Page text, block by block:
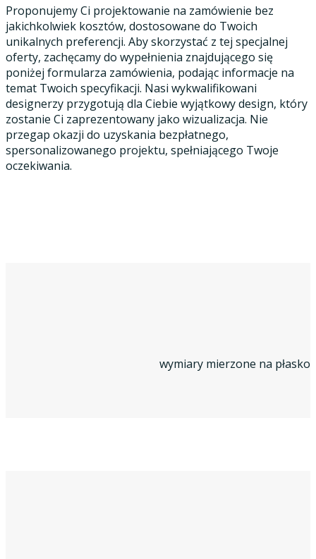
Proponujemy Ci projektowanie na zamówienie bez
jakichkolwiek kosztów, dostosowane do Twoich
unikalnych preferencji. Aby skorzystać z tej specjalnej
oferty, zachęcamy do wypełnienia znajdującego się
poniżej formularza zamówienia, podając informacje na
temat Twoich specyfikacji. Nasi wykwalifikowani
designerzy przygotują dla Ciebie wyjątkowy design, który
zostanie Ci zaprezentowany jako wizualizacja. Nie
przegap okazji do uzyskania bezpłatnego,
spersonalizowanego projektu, spełniającego Twoje
oczekiwania.
wymiary mierzone na płasko